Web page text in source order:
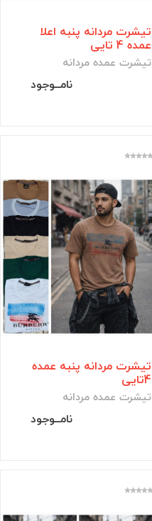
تیشرت مردانه پنبه اعلا
عمده 4 تایی
تیشرت عمده مردانه
نامــوجود
تیشرت مردانه پنبه عمده
4تایی
تیشرت عمده مردانه
نامــوجود